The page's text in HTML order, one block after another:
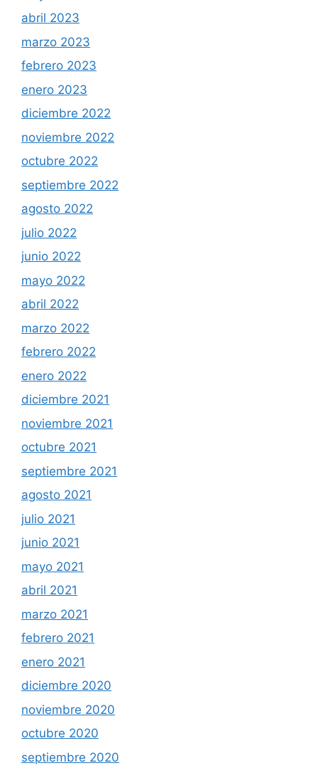
abril 2023
marzo 2023
febrero 2023
enero 2023
diciembre 2022
noviembre 2022
octubre 2022
septiembre 2022
agosto 2022
julio 2022
junio 2022
mayo 2022
abril 2022
marzo 2022
febrero 2022
enero 2022
diciembre 2021
noviembre 2021
octubre 2021
septiembre 2021
agosto 2021
julio 2021
junio 2021
mayo 2021
abril 2021
marzo 2021
febrero 2021
enero 2021
diciembre 2020
noviembre 2020
octubre 2020
septiembre 2020